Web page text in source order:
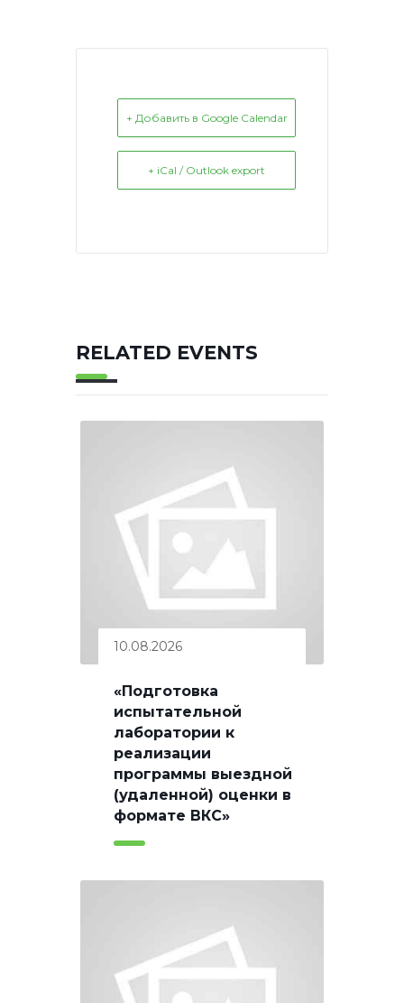
+ Добавить в Google Calendar
+ iCal / Outlook export
RELATED EVENTS
10.08.2026
«Подготовка
испытательной
лаборатории к
реализации
программы выездной
(удаленной) оценки в
формате ВКС»